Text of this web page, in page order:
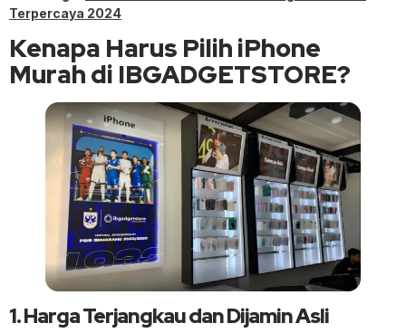
Terpercaya 2024
Kenapa Harus Pilih iPhone
Murah di IBGADGETSTORE?
1. Harga Terjangkau dan Dijamin Asli